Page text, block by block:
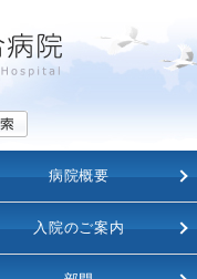
病院概要
入院のご案内